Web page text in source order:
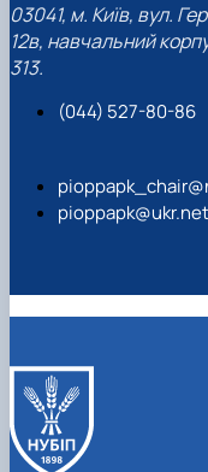
03041, м. Київ, вул.
12в, навчальний
313.
(044) 527-80-86
pioppapk@ukr.net